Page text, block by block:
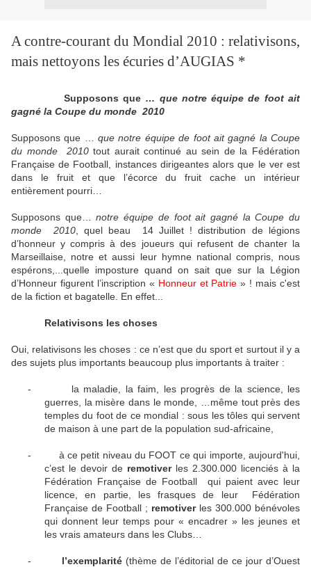
A contre-courant du Mondial 2010 : relativisons,
mais nettoyons les écuries d’AUGIAS *
Supposons que … que notre équipe de foot ait
gagné la Coupe du monde 2010
Supposons que …que notre équipe de foot ait gagné la Coupe
du monde
2010tout aurait continué au sein de la Fédération
Française de Football, instances dirigeantes alors que le ver est
dans le fruit et que l’écorce du fruit cache un intérieur
entièrement pourri…
Supposons que…notre équipe de foot ait gagné la Coupe du
monde
2010, quel beau
14 Juillet ! distribution de légions
d’honneur y compris à des joueurs qui refusent de chanter la
Marseillaise, notre et aussi leur hymne national compris, nous
espérons,...quelle imposture quand on sait que sur la Légion
d’Honneur figurent l’inscription « Honneur et Patrie » ! mais c'est
de la fiction et bagatelle. En effet...
Relativisons les choses
Oui, relativisons les choses : ce n’est que du sport et surtout il y a
des sujets plus importants beaucoup plus importants à traiter :
-
la maladie, la faim, les progrès de la science, les
guerres, la misère dans le monde, …même tout près des
temples du foot de ce mondial : sous les tôles qui servent
de maison à une part de la population sud-africaine,
-
à ce petit niveau du FOOT ce qui importe, aujourd'hui,
c’est le devoir de remotiverles 2.300.000 licenciés à la
Fédération Française de Football
qui paient avec leur
licence, en partie, les frasques de leur
Fédération
Française de Football ; remotiverles 300.000 bénévoles
qui donnent leur temps pour « encadrer » les jeunes et
les vrais amateurs dans les Clubs…
- l’exemplarité (thème de l’éditorial de ce jour d’Ouest